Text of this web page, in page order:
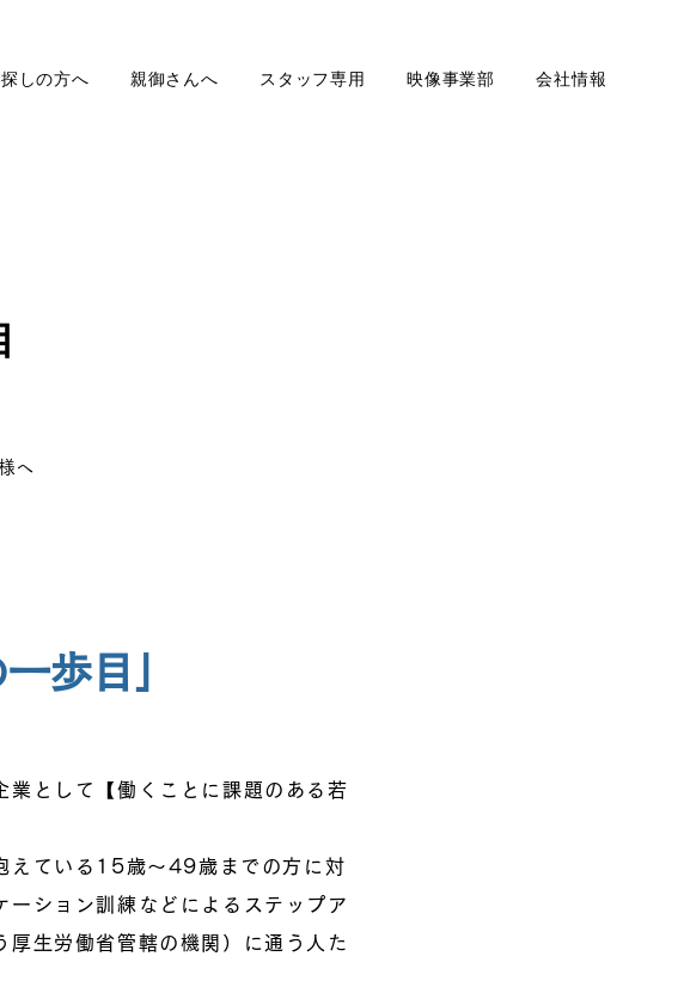
しの方へ 親御さんへ スタッフ専用 映像事業部 会社情報
へ
歩目」
業として【働くことに課題のある若
えている15歳～49歳までの方に対
ーション訓練などによるステップア
生労働省管轄の機関）に通う人た